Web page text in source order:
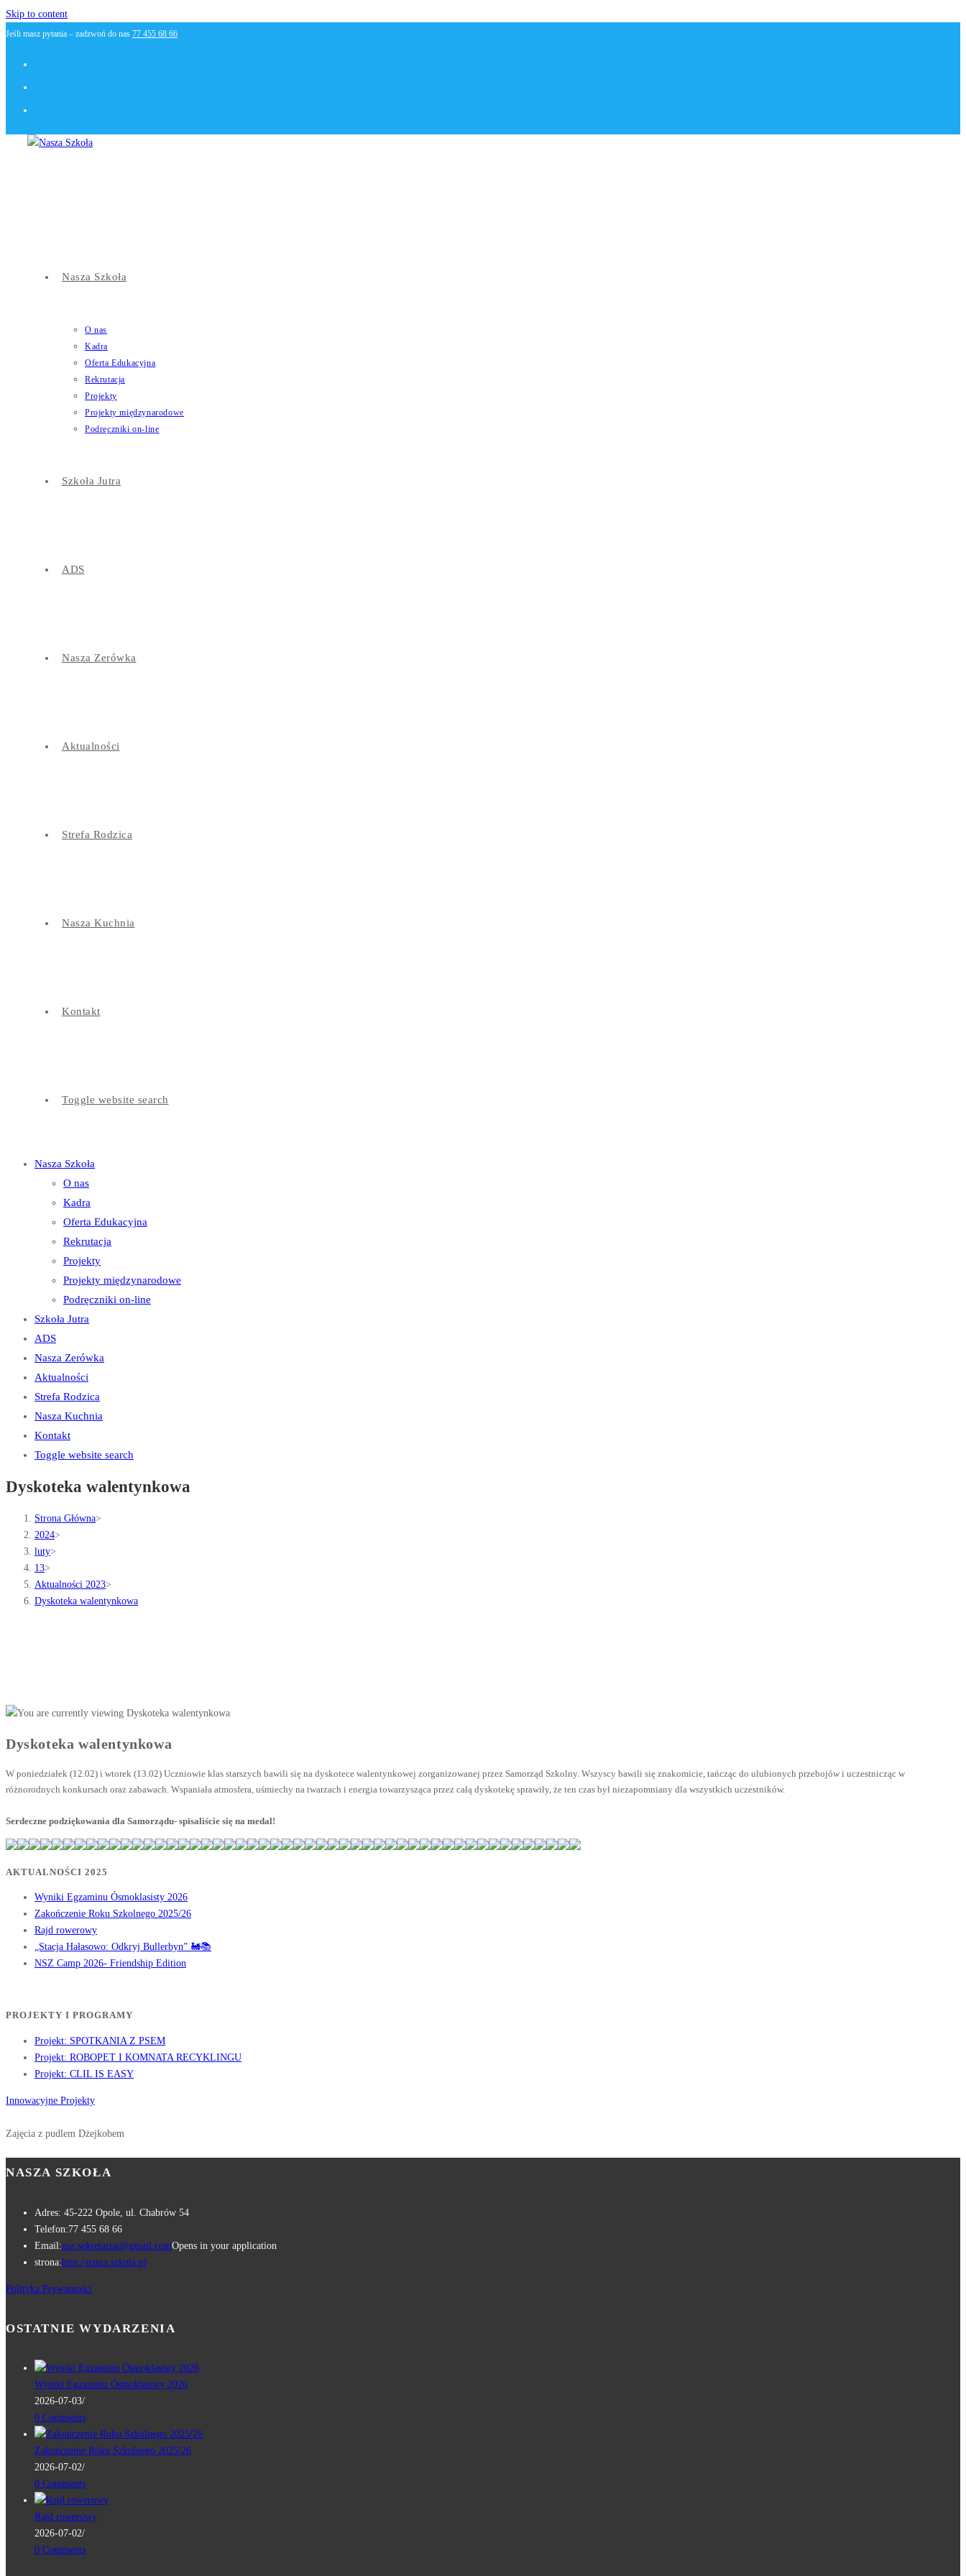
Skip to content
Jeśli masz pytania – zadzwoń do nas 77 455 68 66
Nasza Szkoła
O nas
Kadra
Oferta Edukacyjna
Rekrutacja
Projekty
Projekty międzynarodowe
Podręczniki on-line
Szkoła Jutra
ADS
Nasza Zerówka
Aktualności
Strefa Rodzica
Nasza Kuchnia
Kontakt
Toggle website search
Nasza Szkoła
O nas
Kadra
Oferta Edukacyjna
Rekrutacja
Projekty
Projekty międzynarodowe
Podręczniki on-line
Szkoła Jutra
ADS
Nasza Zerówka
Aktualności
Strefa Rodzica
Nasza Kuchnia
Kontakt
Toggle website search
Dyskoteka walentynkowa
Strona Główna>
2024>
luty>
13>
Aktualności 2023>
Dyskoteka walentynkowa
Dyskoteka walentynkowa
W poniedziałek (12.02) i wtorek (13.02) Uczniowie klas starszych bawili się na dyskotece walentynkowej zorganizowanej przez Samorząd Szkolny. Wszyscy bawili się znakomicie, tańcząc do ulubionych przebojów i uczestnicząc w
różnorodnych konkursach oraz zabawach. Wspaniała atmosfera, uśmiechy na twarzach i energia towarzysząca przez całą dyskotekę sprawiły, że ten czas był niezapomniany dla wszystkich uczestników.
Serdeczne podziękowania dla Samorządu- spisaliście się na medal!
AKTUALNOŚCI 2025
Wyniki Egzaminu Ósmoklasisty 2026
Zakończenie Roku Szkolnego 2025/26
Rajd rowerowy
„Stacja Hałasowo: Odkryj Bullerbyn” 🚂📚
NSZ Camp 2026- Friendship Edition
PROJEKTY I PROGRAMY
Projekt: SPOTKANIA Z PSEM
Projekt: ROBOPET I KOMNATA RECYKLINGU
Projekt: CLIL IS EASY
Innowacyjne Projekty
Zajęcia z pudlem Dżejkobem
NASZA SZKOŁA
Adres: 45-222 Opole, ul. Chabrów 54
Telefon:77 455 68 66
Email:nsz.sekretariat@gmail.comOpens in your application
strona:http://nasza.szkola.pl
Polityka Prywatności
OSTATNIE WYDARZENIA
Wyniki Egzaminu Ósmoklasisty 2026
2026-07-03/
0 Comments
Zakończenie Roku Szkolnego 2025/26
2026-07-02/
0 Comments
Rajd rowerowy
2026-07-02/
0 Comments